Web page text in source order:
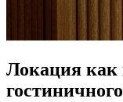
Локация как